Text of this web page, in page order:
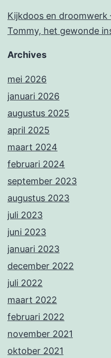
Kijkdoos en droomwerk
Tommy, het gewonde
Archives
mei 2026
januari 2026
augustus 2025
april 2025
maart 2024
februari 2024
september 2023
augustus 2023
juli 2023
juni 2023
januari 2023
december 2022
juli 2022
maart 2022
februari 2022
november 2021
oktober 2021